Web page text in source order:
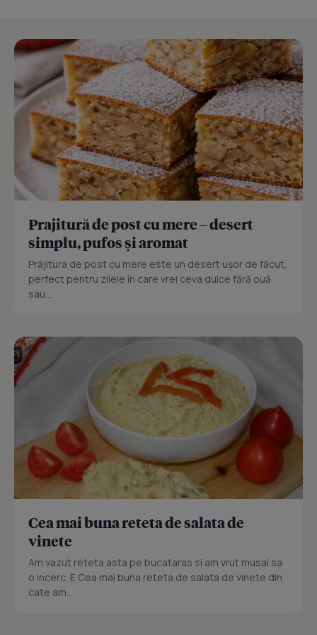
Prajitură de post cu mere – desert
simplu, pufos și aromat
Prăjitura de post cu mere este un desert ușor de făcut,
perfect pentru zilele în care vrei ceva dulce fără ouă
sau...
Cea mai buna reteta de salata de
vinete
Am vazut reteta asta pe bucataras si am vrut musai sa
o incerc. E Cea mai buna reteta de salata de vinete din
cate am...